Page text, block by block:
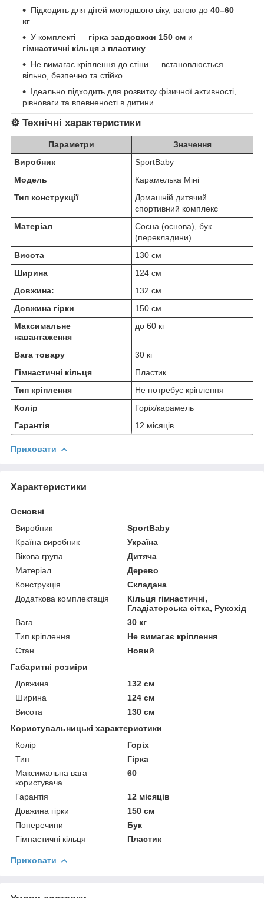
Підходить для дітей молодшого віку, вагою до 40–60
кг.
У комплекті — гірка завдовжки 150 см и
гімнастичні кільця з пластику.
Не вимагає кріплення до стіни — встановлюється
вільно, безпечно та стійко.
Ідеально підходить для розвитку фізичної активності,
рівноваги та впевненості в дитини.
⚙️ Технічні характеристики
Параметри
Значення
Виробник
SportBaby
Модель
Карамелька Міні
Тип конструкції
Домашній дитячий
спортивний комплекс
Матеріал
Сосна (основа), бук
(перекладини)
Висота
130 см
Ширина
124 см
Довжина:
132 см
Довжина гірки
150 см
Максимальне
навантаження
до 60 кг
Вага товару
30 кг
Гімнастичні кільця
Пластик
Тип кріплення
Не потребує кріплення
Колір
Горіх/карамель
Гарантія
12 місяців
Приховати
Характеристики
Основні
Виробник
SportBaby
Країна виробник
Україна
Вікова група
Дитяча
Матеріал
Дерево
Конструкція
Складана
Додаткова комплектація
Кільця гімнастичні,
Гладіаторська сітка, Рукохід
Вага
30 кг
Тип кріплення
Не вимагає кріплення
Стан
Новий
Габаритні розміри
Довжина
132 см
Ширина
124 см
Висота
130 см
Користувальницькі характеристики
Колір
Горіх
Тип
Гірка
Максимальна вага
користувача
60
Гарантія
12 місяців
Довжина гірки
150 см
Поперечини
Бук
Гімнастичні кільця
Пластик
Приховати